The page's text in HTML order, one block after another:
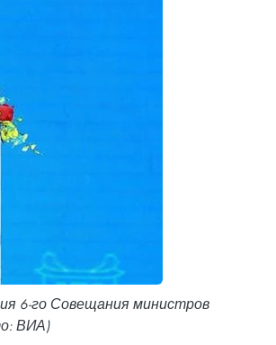
6-го Совещания министров
ВИА)